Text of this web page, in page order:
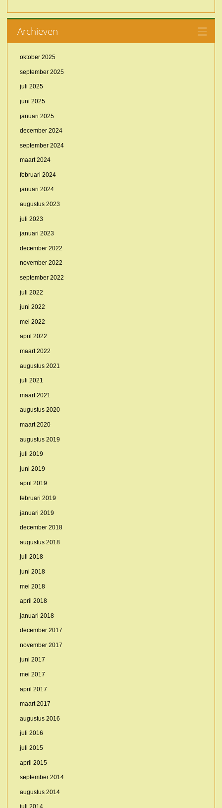
Archieven
oktober 2025
september 2025
juli 2025
juni 2025
januari 2025
december 2024
september 2024
maart 2024
februari 2024
januari 2024
augustus 2023
juli 2023
januari 2023
december 2022
november 2022
september 2022
juli 2022
juni 2022
mei 2022
april 2022
maart 2022
augustus 2021
juli 2021
maart 2021
augustus 2020
maart 2020
augustus 2019
juli 2019
juni 2019
april 2019
februari 2019
januari 2019
december 2018
augustus 2018
juli 2018
juni 2018
mei 2018
april 2018
januari 2018
december 2017
november 2017
juni 2017
mei 2017
april 2017
maart 2017
augustus 2016
juli 2016
juli 2015
april 2015
september 2014
augustus 2014